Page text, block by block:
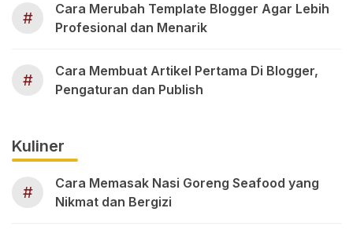
#
Cara Merubah Template Blogger Agar Lebih
Profesional dan Menarik
#
Cara Membuat Artikel Pertama Di Blogger,
Pengaturan dan Publish
Kuliner
#
Cara Memasak Nasi Goreng Seafood yang
Nikmat dan Bergizi